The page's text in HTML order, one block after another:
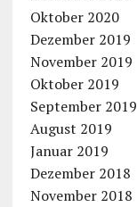
Oktober 2020
Dezember 2019
November 2019
Oktober 2019
September 2019
August 2019
Januar 2019
Dezember 2018
November 2018